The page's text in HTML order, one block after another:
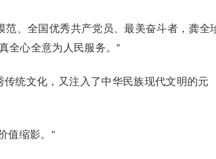
、全国优秀共产党员、最美奋斗者，龚全
全心全意为人民服务。”
统文化，又注入了中华民族现代文明的元
值缩影。”